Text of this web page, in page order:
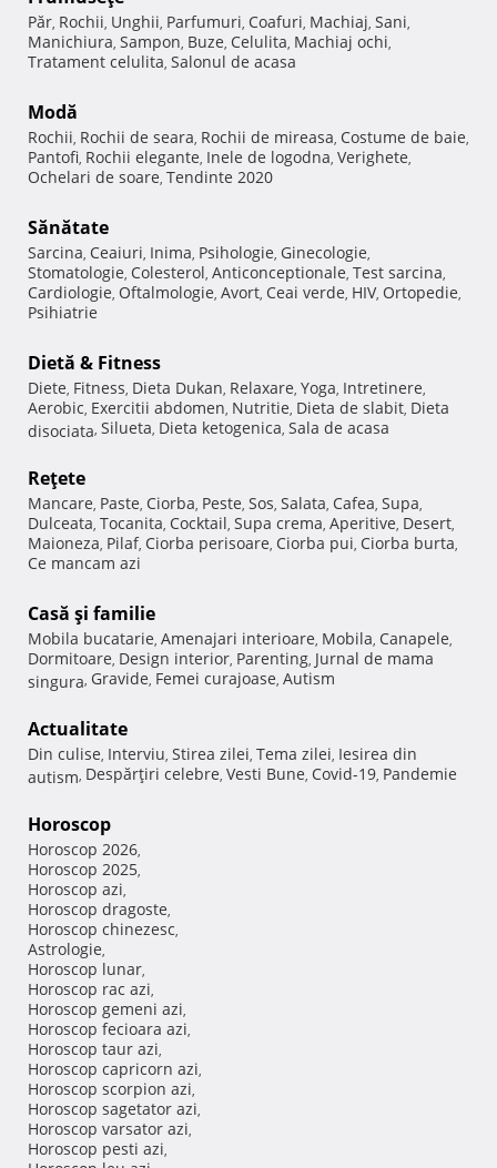
Păr, Rochii, Unghii, Parfumuri, Coafuri, Machiaj, Sani,
Manichiura, Sampon, Buze, Celulita, Machiaj ochi,
Tratament celulita, Salonul de acasa
Modă
Rochii, Rochii de seara, Rochii de mireasa, Costume de baie,
Pantofi, Rochii elegante, Inele de logodna, Verighete,
Ochelari de soare, Tendinte 2020
Sănătate
Sarcina, Ceaiuri, Inima, Psihologie, Ginecologie,
Stomatologie, Colesterol, Anticonceptionale, Test sarcina,
Cardiologie, Oftalmologie, Avort, Ceai verde, HIV, Ortopedie,
Psihiatrie
Dietă & Fitness
Diete, Fitness, Dieta Dukan, Relaxare, Yoga, Intretinere,
Aerobic, Exercitii abdomen, Nutritie, Dieta de slabit, Dieta
disociata, Silueta, Dieta ketogenica, Sala de acasa
Reţete
Mancare, Paste, Ciorba, Peste, Sos, Salata, Cafea, Supa,
Dulceata, Tocanita, Cocktail, Supa crema, Aperitive, Desert,
Maioneza, Pilaf, Ciorba perisoare, Ciorba pui, Ciorba burta,
Ce mancam azi
Casă şi familie
Mobila bucatarie, Amenajari interioare, Mobila, Canapele,
Dormitoare, Design interior, Parenting, Jurnal de mama
singura, Gravide, Femei curajoase, Autism
Actualitate
Din culise, Interviu, Stirea zilei, Tema zilei, Iesirea din
autism, Despărţiri celebre, Vesti Bune, Covid-19, Pandemie
Horoscop
Horoscop 2026,
Horoscop 2025,
Horoscop azi,
Horoscop dragoste,
Horoscop chinezesc,
Astrologie,
Horoscop lunar,
Horoscop rac azi,
Horoscop gemeni azi,
Horoscop fecioara azi,
Horoscop taur azi,
Horoscop capricorn azi,
Horoscop scorpion azi,
Horoscop sagetator azi,
Horoscop varsator azi,
Horoscop pesti azi,